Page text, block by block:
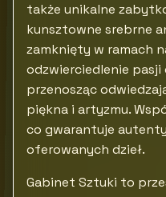
także unikalne
kunsztowne srebrne
zamknięty w ramach
odzwierciedlenie
przenosząc
piękna i artyzmu.
co gwarantuje
oferowanych dzieł.
Gabinet Sztuki to